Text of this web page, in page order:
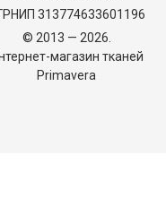
313774633601196
© 2013 — 2026.
магазин тканей
Primavera